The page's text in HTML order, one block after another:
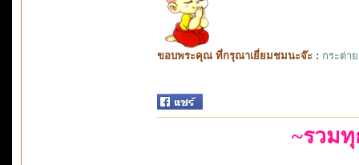
ขอบพระคุณ ที่กรุณาเยี่ยมชมนะจ๊ะ : กระต่า
~รวม